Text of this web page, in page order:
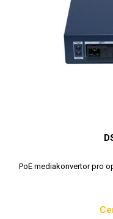
PoE mediakonvertor pro